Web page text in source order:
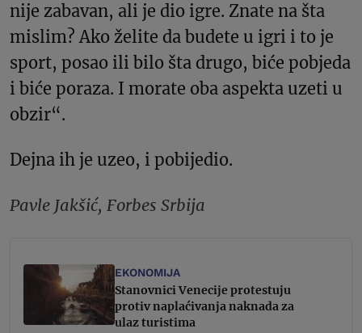
nije zabavan, ali je dio igre. Znate na šta
mislim? Ako želite da budete u igri i to je
sport, posao ili bilo šta drugo, biće pobjeda
i biće poraza. I morate oba aspekta uzeti u
obzir“.
Dejna ih je uzeo, i pobijedio.
Pavle Jakšić, Forbes Srbija
EKONOMIJA
Stanovnici Venecije protestuju
protiv naplaćivanja naknada za
ulaz turistima